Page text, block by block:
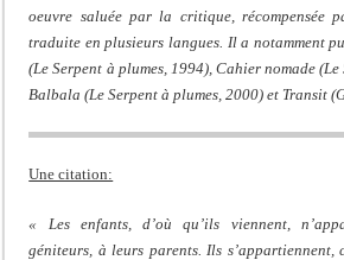
oeuvre saluée par la critique, récompensée
traduite en plusieurs langues. Il a notamment
(Le Serpent à plumes, 1994), Cahier nomade
Balbala (Le Serpent à plumes, 2000) et Transit
Une citation:
« Les enfants, d’où qu’ils viennent,
géniteurs, à leurs parents. Ils s’appartiennent,